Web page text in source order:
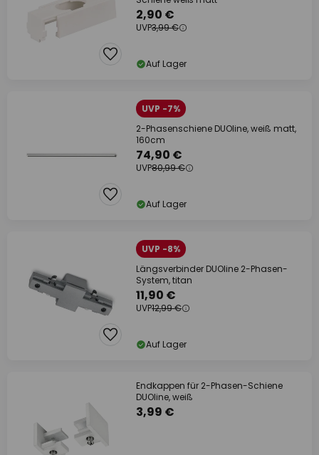
2,90 €
UVP3,99 €
Auf Lager
UVP -7%
2-Phasenschiene DUOline, weiß matt,
160cm
74,90 €
UVP80,99 €
Auf Lager
UVP -8%
Längsverbinder DUOline 2-Phasen-
System, titan
11,90 €
UVP12,99 €
Auf Lager
Endkappen für 2-Phasen-Schiene
DUOline, weiß
3,99 €